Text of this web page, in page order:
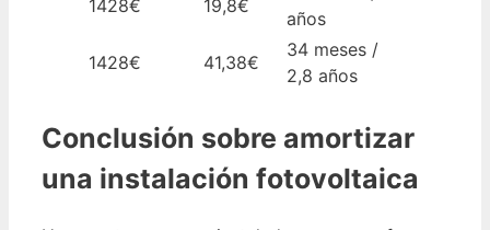
1428€ 19,8€
años
1428€
41,38€
34 meses /
2,8 años
Conclusión sobre amortizar
una instalación fotovoltaica